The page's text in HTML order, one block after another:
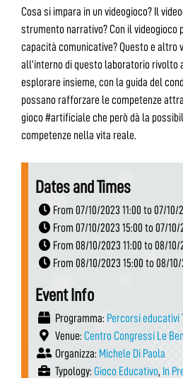
Cosa si impara in un videogioco? Il
strumento narrativo? Con il videogioco
capacità comunicative? Questo e altro
all’interno di questo laboratorio rivolto
esplorare insieme, con la guida del
possano rafforzare le competenze
gioco #artificiale che però dà la
competenze nella vita reale.
Dates and Times
From 07/10/2023 11:00 to 07/10/
From 07/10/2023 15:00 to 07/10/
From 08/10/2023 11:00 to 08/10/
From 08/10/2023 15:00 to 08/10/
Event Info
Programma: Percorsi educativi
Venue: Centro Congressi Le
Organizza: Michele Di Paola
Typology: Gioco Educativo, In